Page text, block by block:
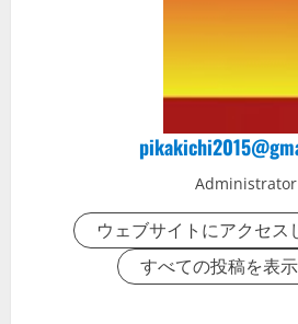
Administrator
ウェブサイトにアクセス
すべての投稿を表